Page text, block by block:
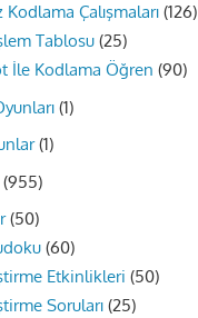
Kodlama Çalışmaları (126)
Tablosu (25)
İle Kodlama Öğren (90)
(1)
(1)
(955)
(50)
(60)
Etkinlikleri (50)
Soruları (25)